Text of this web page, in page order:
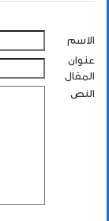
الاسم
عنوان
المقال
النص